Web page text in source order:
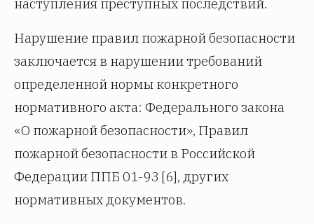
наступления преступных последствий.
Нарушение правил пожарной безопасности
заключается в нарушении требований
определенной нормы конкретного
нормативного акта: Федерального закона
«О пожарной безопасности», Правил
пожарной безопасности в Российской
Федерации ППБ 01-93 [6], других
нормативных документов.